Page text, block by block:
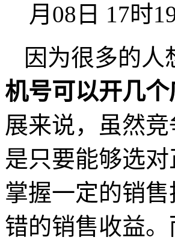
月08日 17时
因为很多的人
机号可以开几个
展来说，虽然
是只要能够选
掌握一定的销
错的销售收益